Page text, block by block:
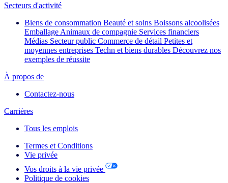
Secteurs d'activité
Biens de consommation Beauté et soins Boissons alcoolisées
Emballage Animaux de compagnie Services financiers
Médias Secteur public Commerce de détail Petites et
moyennes entreprises Techn et biens durables Découvrez nos
exemples de réussite
À propos de
Contactez-nous
Carrières
Tous les emplois
Termes et Conditions
Vie privée
Vos droits à la vie privée
Politique de cookies